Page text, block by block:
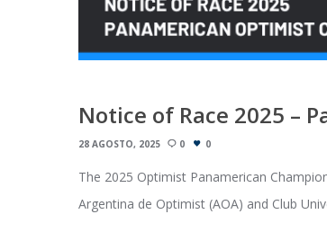
Notice of Race 2025 –
28 AGOSTO, 2025 0 0
The 2025 Optimist Panamerican
Argentina de Optimist (AOA) and Club